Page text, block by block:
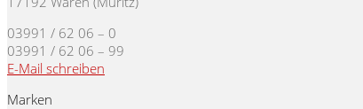
03991 / 62 06 – 0
03991 / 62 06 – 99
E-Mail schreiben
Marken